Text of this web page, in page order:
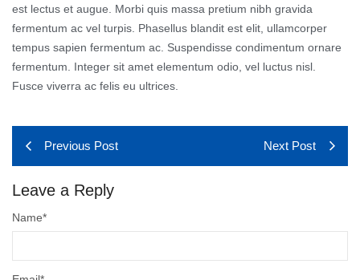
est lectus et augue. Morbi quis massa pretium nibh gravida
fermentum ac vel turpis. Phasellus blandit est elit, ullamcorper
tempus sapien fermentum ac. Suspendisse condimentum ornare
fermentum. Integer sit amet elementum odio, vel luctus nisl.
Fusce viverra ac felis eu ultrices.
Previous Post Next Post
Leave a Reply
Name*